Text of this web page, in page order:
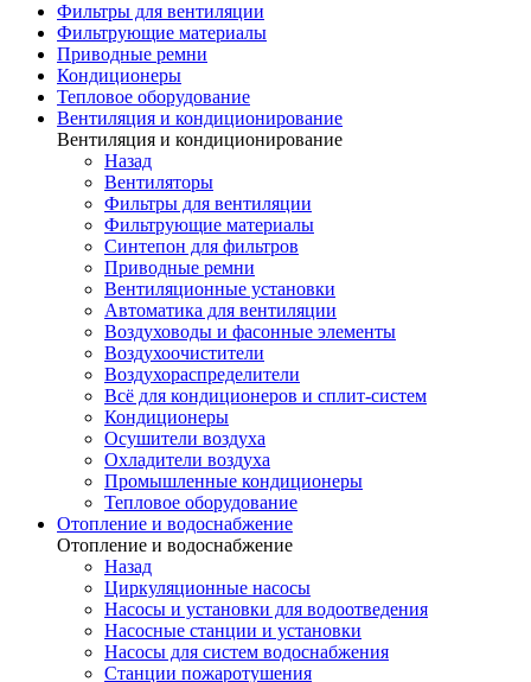
Фильтры для вентиляции
Фильтрующие материалы
Приводные ремни
Кондиционеры
Тепловое оборудование
Вентиляция и кондиционирование
Вентиляция и кондиционирование
Назад
Вентиляторы
Фильтры для вентиляции
Фильтрующие материалы
Синтепон для фильтров
Приводные ремни
Вентиляционные установки
Автоматика для вентиляции
Воздуховоды и фасонные элементы
Воздухоочистители
Воздухораспределители
Всё для кондиционеров и сплит-систем
Кондиционеры
Осушители воздуха
Охладители воздуха
Промышленные кондиционеры
Тепловое оборудование
Отопление и водоснабжение
Отопление и водоснабжение
Назад
Циркуляционные насосы
Насосы и установки для водоотведения
Насосные станции и установки
Насосы для систем водоснабжения
Станции пожаротушения